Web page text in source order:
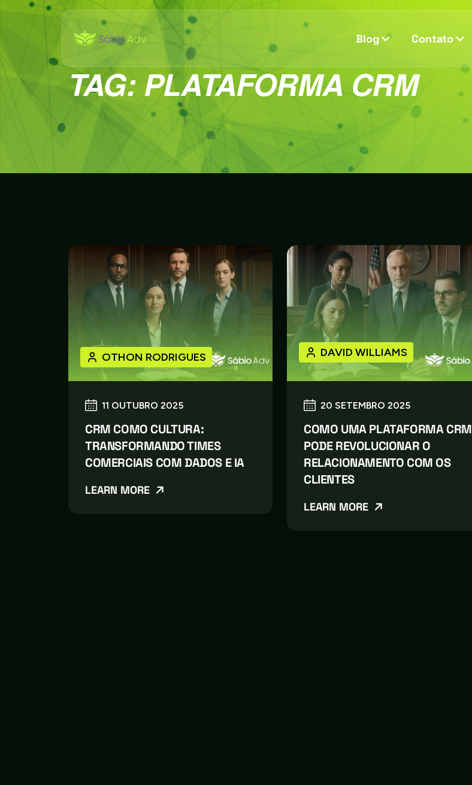
Blog Contato
TAG: PLATAFORMA CRM
11 OUTUBRO 2025
OTHON RODRIGUES
CRM COMO CULTURA:
TRANSFORMANDO TIMES
COMERCIAIS COM DADOS E IA
LEARN MORE
20 SETEMBRO 2025
DAVID WILLIAMS
COMO UMA PLATAFORMA CRM
PODE REVOLUCIONAR O
RELACIONAMENTO COM OS
CLIENTES
LEARN MORE